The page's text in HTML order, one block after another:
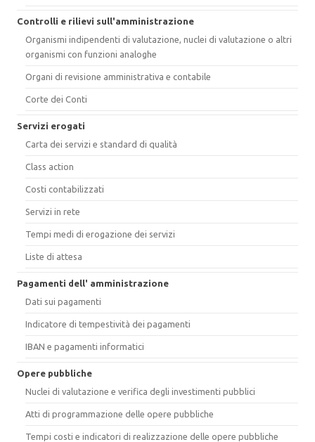
Controlli e rilievi sull'amministrazione
Organismi indipendenti di valutazione, nuclei di valutazione o altri
organismi con funzioni analoghe
Organi di revisione amministrativa e contabile
Corte dei Conti
Servizi erogati
Carta dei servizi e standard di qualità
Class action
Costi contabilizzati
Servizi in rete
Tempi medi di erogazione dei servizi
Liste di attesa
Pagamenti dell' amministrazione
Dati sui pagamenti
Indicatore di tempestività dei pagamenti
IBAN e pagamenti informatici
Opere pubbliche
Nuclei di valutazione e verifica degli investimenti pubblici
Atti di programmazione delle opere pubbliche
Tempi costi e indicatori di realizzazione delle opere pubbliche